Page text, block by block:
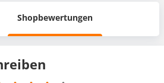
Shopbewertungen